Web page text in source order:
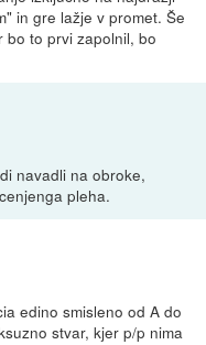
in gre lažje v promet. Še
to prvi zapolnil, bo
navadli na obroke,
pleha.
edino smisleno od A do
stvar, kjer p/p nima